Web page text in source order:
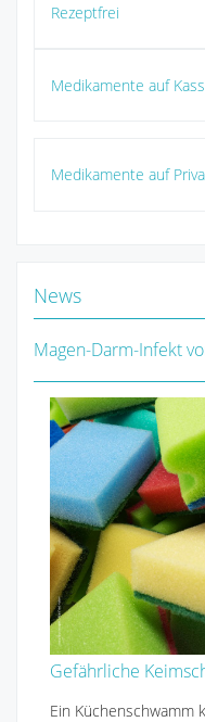
Rezeptfrei
Medikamente auf
Medikamente auf
News
Magen-Darm-Infekt
Gefährliche
Ein Küchenschwamm